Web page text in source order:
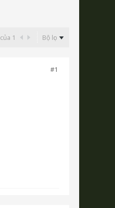
của 1 Bộ lọc
#1